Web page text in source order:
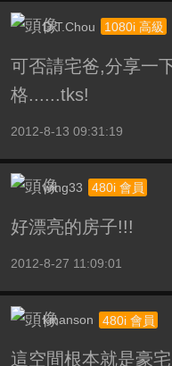
D.T.Chou 1080i 高級
可否請宅爸,分享一
格......tks!
2012-8-13 09:31:19
wing33 480i 會員
好漂亮的房子!!!
2012-8-27 11:09:01
kinanson 480i 會員
這空間根本就是豪